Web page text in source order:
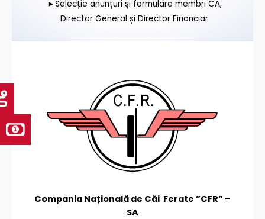
►Selecție anunțuri și formulare membri CA,
Director General și Director Financiar
Compania Națională de Căi Ferate ”CFR” –
SA